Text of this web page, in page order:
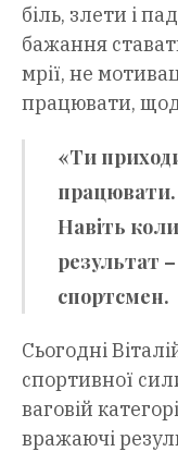
біль, злети і
бажання
мрії, не
працювати,
«Ти
працювати.
Навіть
результат
спортсмен.
Сьогодні
спортивної
ваговій
вражаючі